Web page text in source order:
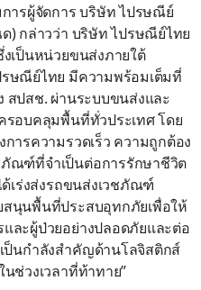
ารผู้จัดการ บริษัท ไปรษณีย์
) กล่าวว่า บริษัท ไปรษณีย์ไทย
เป็นหน่วยขนส่งภายใต้
ษณีย์ไทย มีความพร้อมเต็มที่
ปสช. ผ่านระบบขนส่งและ
รอบคลุมพื้นที่ทั่วประเทศ โดย
ารความรวดเร็ว ความถูกต้อง
ณฑ์ที่จำเป็นต่อการรักษาชีวิต
เร่งส่งรถขนส่งเวชภัณฑ์
สนุนพื้นที่ประสบอุทกภัยเพื่อให้
ละผู้ป่วยอย่างปลอดภัยและต่อ
ป็นกำลังสำคัญด้านโลจิสติกส์
ช่วงเวลาที่ท้าทาย”